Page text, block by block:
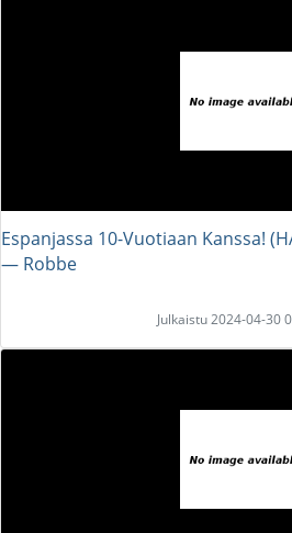
Espanjassa 10-Vuotiaan Kanssa!
― Robbe
Julkaistu 2024-04-30